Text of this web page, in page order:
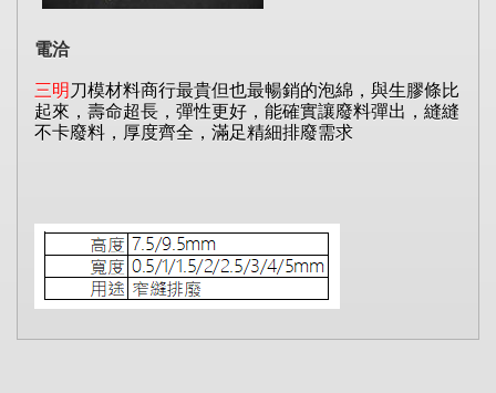
電洽
三明 刀模材料商行最貴但也最暢銷的泡綿，與生膠條比
起來，壽命超長，彈性更好，能確實讓廢料彈出，縫縫
不卡廢料，厚度齊全，滿足精細排廢需求